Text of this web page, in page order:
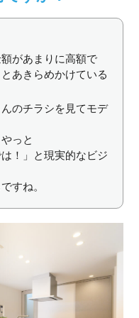
があまりに高額で
あきらめかけている
のチラシを見てモデ
っと
！」と現実的なビジ
すね。